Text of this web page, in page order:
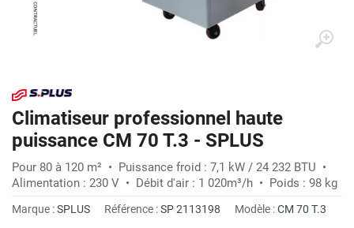
Climatiseur professionnel haute
puissance CM 70 T.3 - SPLUS
Pour 80 à 120 m² • Puissance froid : 7,1 kW / 24 232 BTU •
Alimentation : 230 V • Débit d'air : 1 020m³/h • Poids : 98 kg
Marque :SPLUS Référence :SP 2113198 Modèle :CM 70 T.3